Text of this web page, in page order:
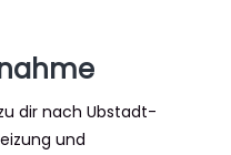
dir nach Ubstadt-
und